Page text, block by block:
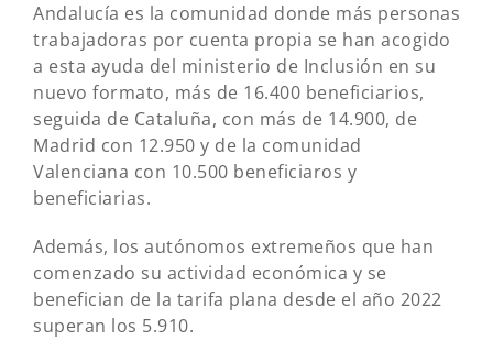
Andalucía es la comunidad donde más personas
trabajadoras por cuenta propia se han acogido
a esta ayuda del ministerio de Inclusión en su
nuevo formato, más de 16.400 beneficiarios,
seguida de Cataluña, con más de 14.900, de
Madrid con 12.950 y de la comunidad
Valenciana con 10.500 beneficiaros y
beneficiarias.
Además, los autónomos extremeños que han
comenzado su actividad económica y se
benefician de la tarifa plana desde el año 2022
superan los 5.910.